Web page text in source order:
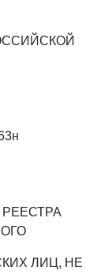
ЛИЦ, НЕ